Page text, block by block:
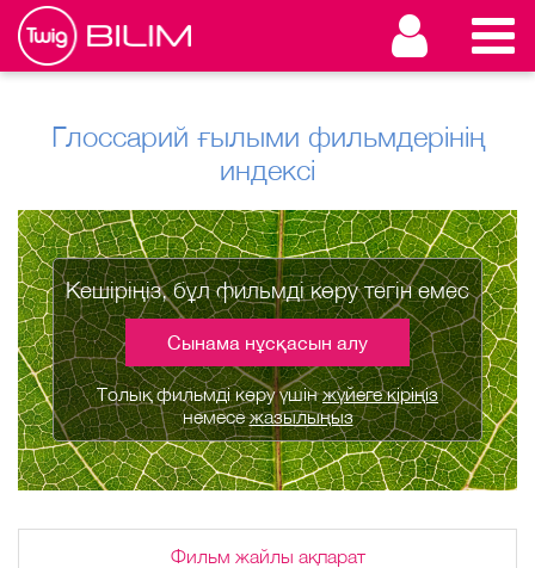
Глоссарий ғылыми фильмдерінің
индексі
Кешіріңіз, бұл фильмді көру тегін емес
Сынама нұсқасын алу
Толық фильмді көру үшінжүйеге кіріңіз
немесежазылыңыз
Фильм жайлы ақпарат